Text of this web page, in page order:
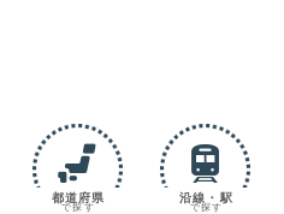
都道府県
で探す
沿線・駅
で探す